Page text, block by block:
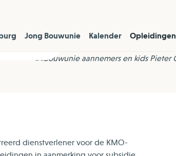
Jong Bouwunie Kalender Opleidingen
dienstverlener voor de KMO-